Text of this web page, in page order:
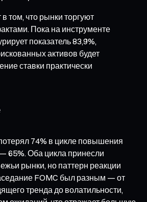
том, что рынки торгуют
Пока на инструменте
показатель 83,9%,
активов будет
ставки практически
74% в цикле повышения
65%. Оба цикла принесли
рынки, но паттерн реакции
FOMC был разным — от
тренда до волатильности,